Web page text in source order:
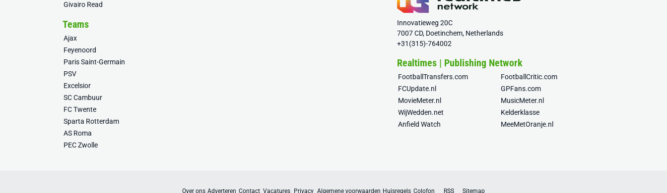
Givairo Read
Teams
Ajax
Feyenoord
Paris Saint-Germain
PSV
Excelsior
SC Cambuur
FC Twente
Sparta Rotterdam
AS Roma
PEC Zwolle
Innovatieweg 20C
7007 CD, Doetinchem, Netherlands
+31(315)-764002
Realtimes | Publishing Network
FootballTransfers.com
FootballCritic.com
FCUpdate.nl
GPFans.com
MovieMeter.nl
MusicMeter.nl
WijWedden.net
Kelderklasse
Anfield Watch
MeeMetOranje.nl
Over ons Adverteren Contact Vacatures Privacy Algemene voorwaarden Huisregels Colofon RSS Sitemap